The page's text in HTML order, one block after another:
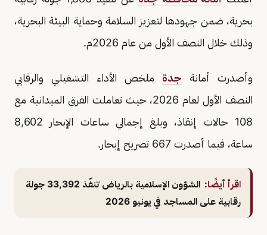
بحرية، ضمن جهودها لتعزيز السلامة وحماية البيئة البحرية،
وذلك خلال النصف الأول من عام 2026م.
وأصدرت أمانة جدة ملخص الأداء التشغيلي والرقابي
النصف الأول لعام 2026، حيث تعاملت الفرق الميدانية مع
108 حالات إنقاذ، وبلغ إجمالي ساعات الإبحار 8,602
ساعة، فيما أصدرت 667 تصريح إبحار.
اقرأ أيضًا:
الشؤون الإسلامية بالرياض تنفّذ 33,392 جولة
رقابية على المساجد في يونيو 2026